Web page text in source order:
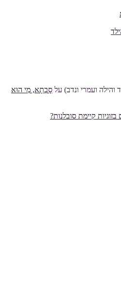
ועמרי ונדב) על סָבְתָא, מִי הוּא
קיימת סובלנות?